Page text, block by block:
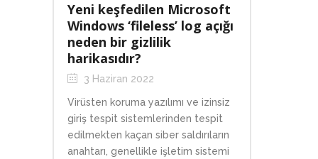
Yeni keşfedilen Microsoft
Windows ‘fileless’ log açığı
neden bir gizlilik
harikasıdır?
3 Haziran 2022
Virüsten koruma yazılımı ve izinsiz
giriş tespit sistemlerinden tespit
edilmekten kaçan siber saldırıların
anahtarı, genellikle işletim sistemi